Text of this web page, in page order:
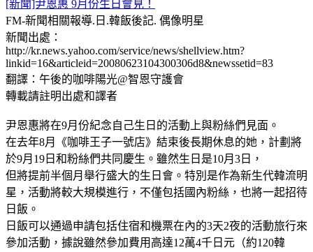
[新聞]尹恩惠 9月份生日會見！
FM-新聞相關報導.日.韓飯後記. 偶像明星
新聞出處：
http://kr.news.yahoo.com/service/news/shellview.htm?
linkid=16&articleid=20080623104300306d8&newssetid=83
翻譯：午後的咖啡陽光@智恩守護會
轉載請註明出處和譯者
尹恩惠將在9月份紀念自己生日的活動上與粉絲們見面。
在去年8月《咖啡王子一號店》結束後長期休息的她，計劃將
於9月19日和粉絲們共同慶生。雖然生日是10月3日，
但將提前半個月舉行盛大的生日會。特別是作為新生代韓流明
星，活動將較大規模進行，不僅包括國內粉絲，也將一起招待
日飯。
日飯可以通過申請包括住宿和機票在內的3天2夜的活動旅行來
參加活動，據說雖然參加費用高達12萬4千日元（約120韓